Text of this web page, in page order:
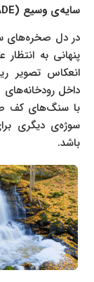
سایه‌ی وسیع (
در دل صخره‌های
پنهانی به
انعکاس تصویر
داخل
با سنگ‌های کف
سوژه‌ی دیگری
باشد.